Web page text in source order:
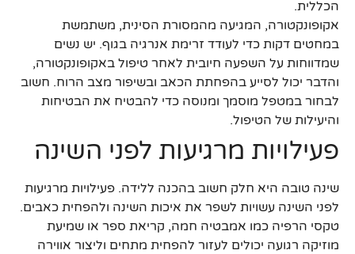
הכללית.
אקופונקטורה, המגיעה מהמסורת הסינית, משתמשת
במחטים דקות כדי לעודד זרימת אנרגיה בגוף. יש נשים
שמדווחות על השפעה חיובית לאחר טיפול באקופונקטורה,
והדבר יכול לסייע בהפחתת הכאב ובשיפור מצב הרוח. חשוב
לבחור במטפל מוסמך ומנוסה כדי להבטיח את הבטיחות
והיעילות של הטיפול.
פעילויות מרגיעות לפני השינה
שינה טובה היא חלק חשוב בהכנה ללידה. פעילויות מרגיעות
לפני השינה עשויות לשפר את איכות השינה ולהפחית כאבים.
טקסי הרפיה כמו אמבטיה חמה, קריאת ספר או שמיעת
מוזיקה רגועה יכולים לעזור להפחית מתחים וליצור אווירה